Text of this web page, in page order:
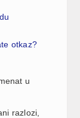
otkaz?
u
razlozi,